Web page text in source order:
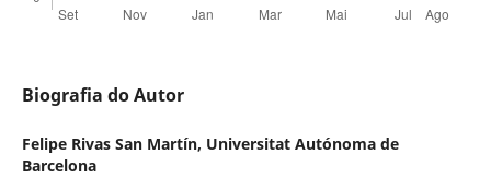
Biografia do Autor
Felipe Rivas San Martín, Universitat Autónoma de
Barcelona